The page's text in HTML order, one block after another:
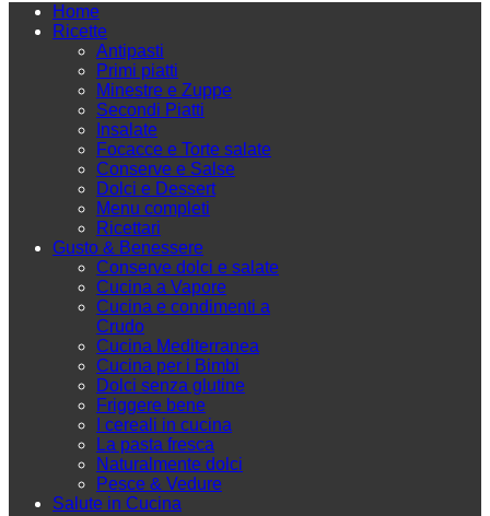
Home
Ricette
Antipasti
Primi piatti
Minestre e Zuppe
Secondi Piatti
Insalate
Focacce e Torte salate
Conserve e Salse
Dolci e Dessert
Menu completi
Ricettari
Gusto & Benessere
Conserve dolci e salate
Cucina a Vapore
Cucina e condimenti a
Crudo
Cucina Mediterranea
Cucina per i Bimbi
Dolci senza glutine
Friggere bene
I cereali in cucina
La pasta fresca
Naturalmente dolci
Pesce & Vedure
Salute in Cucina